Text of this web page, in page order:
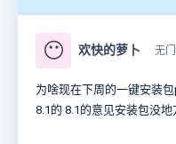
😶 欢快的萝卜 无
为啥现在下周的一键安装
8.1的 8.1的意见安装包没地